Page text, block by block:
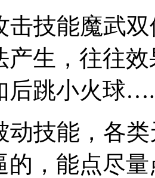
技能魔武双
产生，往往
后跳小火球
技能，各类
的，能点尽量